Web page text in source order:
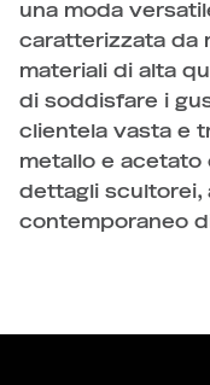
una moda
caratterizzata da
materiali di alta
di soddisfare i
clientela vasta e
metallo e acetato
dettagli scultorei,
contemporaneo